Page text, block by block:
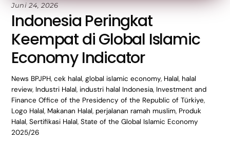
Juni 24, 2026
Indonesia Peringkat
Keempat di Global Islamic
Economy Indicator
News BPJPH,cek halal,global islamic economy, Halal, halal
review, Industri Halal, industri halal Indonesia, Investment and
Finance Office of the Presidency of the Republic of Türkiye,
Logo Halal, Makanan Halal, perjalanan ramah muslim, Produk
Halal,Sertifikasi Halal,State of the Global Islamic Economy
2025/26